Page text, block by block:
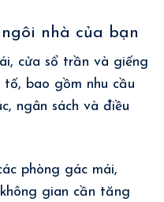
nhà của bạn
cửa sổ trần và giếng
tố, bao gồm nhu cầu
ngân sách và điều
phòng gác mái,
gian cần tăng